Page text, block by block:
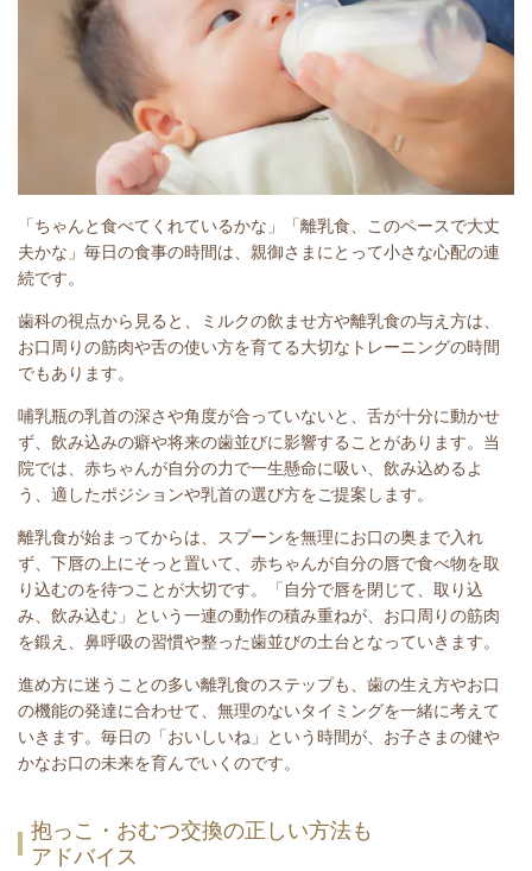
「ちゃんと食べてくれているかな」「離乳食、このペースで大丈
夫かな」毎日の食事の時間は、親御さまにとって小さな心配の連
続です。
歯科の視点から見ると、ミルクの飲ませ方や離乳食の与え方は、
お口周りの筋肉や舌の使い方を育てる大切なトレーニングの時間
でもあります。
哺乳瓶の乳首の深さや角度が合っていないと、舌が十分に動かせ
ず、飲み込みの癖や将来の歯並びに影響することがあります。当
院では、赤ちゃんが自分の力で一生懸命に吸い、飲み込めるよ
う、適したポジションや乳首の選び方をご提案します。
離乳食が始まってからは、スプーンを無理にお口の奥まで入れ
ず、下唇の上にそっと置いて、赤ちゃんが自分の唇で食べ物を取
り込むのを待つことが大切です。「自分で唇を閉じて、取り込
み、飲み込む」という一連の動作の積み重ねが、お口周りの筋肉
を鍛え、鼻呼吸の習慣や整った歯並びの土台となっていきます。
進め方に迷うことの多い離乳食のステップも、歯の生え方やお口
の機能の発達に合わせて、無理のないタイミングを一緒に考えて
いきます。毎日の「おいしいね」という時間が、お子さまの健や
かなお口の未来を育んでいくのです。
抱っこ・おむつ交換の正しい方法も
アドバイス